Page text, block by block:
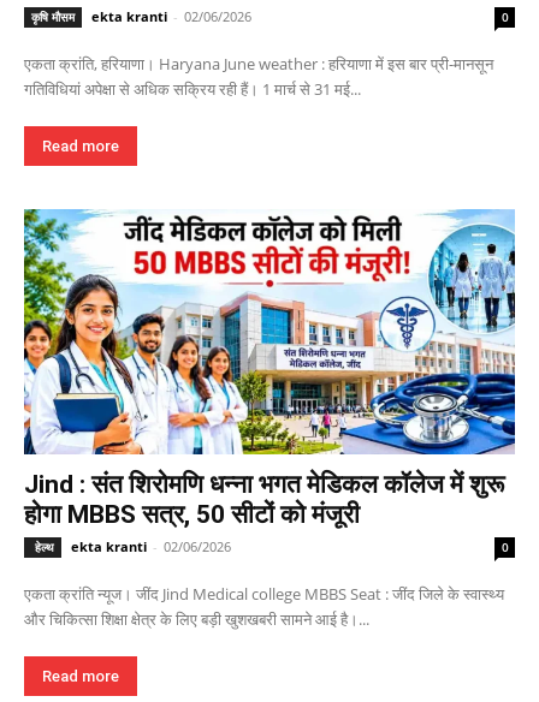
कृषि मौसम ekta kranti - 02/06/2026 0
एकता क्रांति, हरियाणा। Haryana June weather : हरियाणा में इस बार प्री-मानसून
गतिविधियां अपेक्षा से अधिक सक्रिय रही हैं। 1 मार्च से 31 मई...
Read more
Jind : संत शिरोमणि धन्ना भगत मेडिकल कॉलेज में शुरू
होगा MBBS सत्र, 50 सीटों को मंजूरी
हेल्थ ekta kranti - 02/06/2026 0
एकता क्रांति न्यूज। जींद Jind Medical college MBBS Seat : जींद जिले के स्वास्थ्य
और चिकित्सा शिक्षा क्षेत्र के लिए बड़ी खुशखबरी सामने आई है।...
Read more